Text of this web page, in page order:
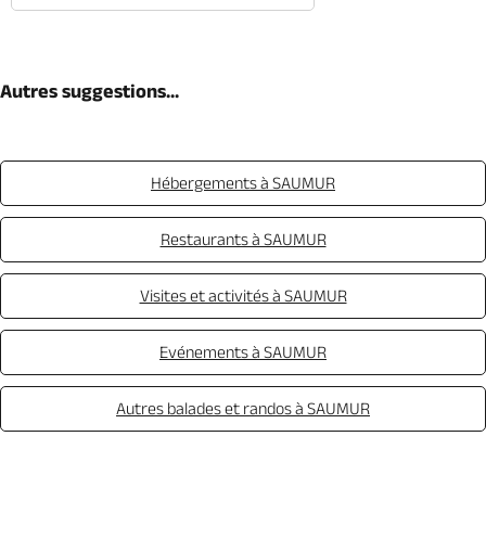
Autres suggestions...
Hébergements à SAUMUR
Restaurants à SAUMUR
Visites et activités à SAUMUR
Evénements à SAUMUR
Autres balades et randos à SAUMUR